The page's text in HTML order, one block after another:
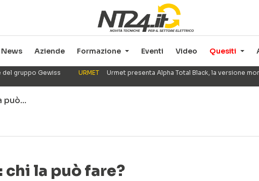
News Aziende Formazione Eventi Video Quesiti
del gruppo Gewiss URMET Urmet presenta Alpha Total Black, la versione
può…
la può fare?